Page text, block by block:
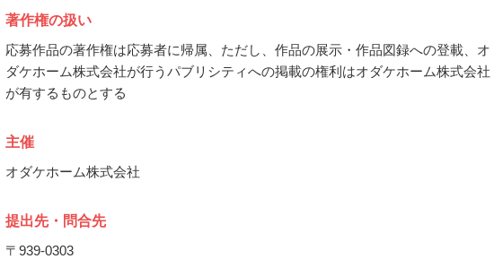
著作権の扱い
応募作品の著作権は応募者に帰属、ただし、作品の展示・作品図録への登載、オ
ダケホーム株式会社が行うパブリシティへの掲載の権利はオダケホーム株式会社
が有するものとする
主催
オダケホーム株式会社
提出先・問合先
〒939-0303